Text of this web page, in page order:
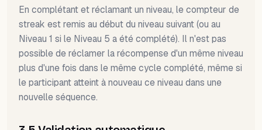
En complétant et réclamant un niveau, le compteur de
streak est remis au début du niveau suivant (ou au
Niveau 1 si le Niveau 5 a été complété). Il n'est pas
possible de réclamer la récompense d'un même niveau
plus d'une fois dans le même cycle complété, même si
le participant atteint à nouveau ce niveau dans une
nouvelle séquence.